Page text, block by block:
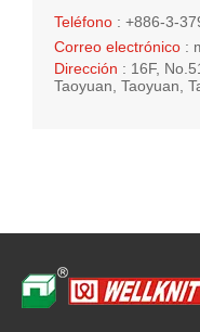
Teléfono : +886-3-
Correo electrónico :
Dirección : 16F,
Taoyuan, Taoyuan,